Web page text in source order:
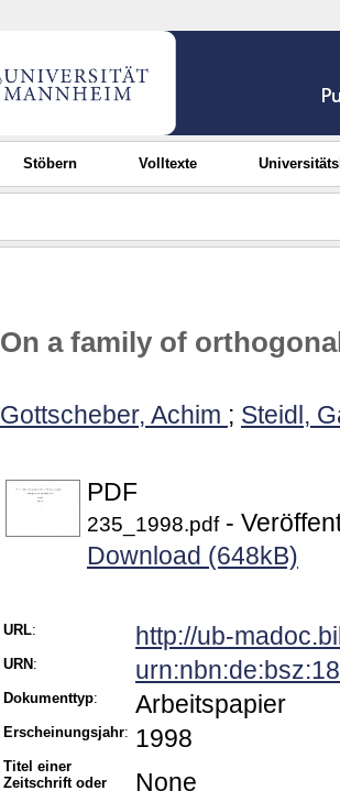
Stöbern Volltexte
On a family of
Gottscheber, Achim ; Steidl,
PDF
235_1998.pdf-
Download (648kB)
URL: http://ub-
URN :
Dokumenttyp: Arbeitspapier
Erscheinungsjahr: 1998
Titel einer
Zeitschrift oder
None